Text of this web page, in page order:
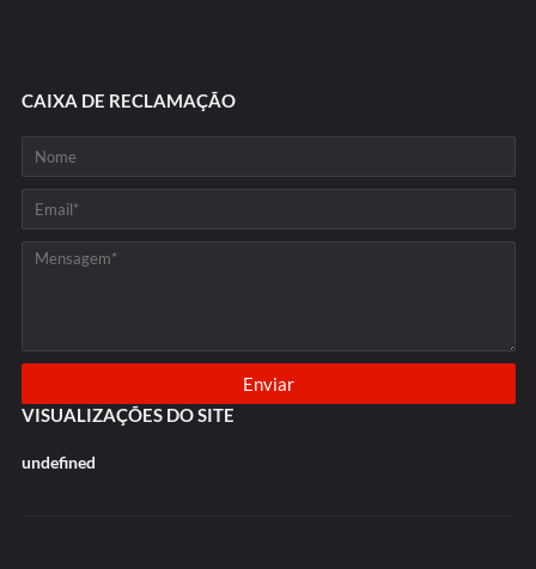
CAIXA DE RECLAMAÇÃO
VISUALIZAÇÕES DO SITE
undefned